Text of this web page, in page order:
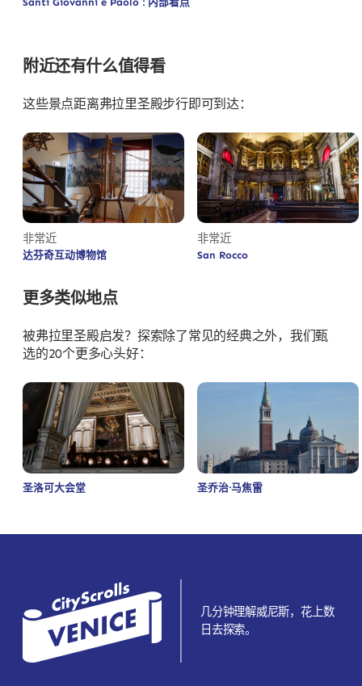
附近还有什么值得看
这些景点距离弗拉里圣殿步行即可到达：
非常近
达芬奇互动博物馆
非常近
San Rocco
更多类似地点
被弗拉里圣殿启发？探索除了常见的经典之外，我们甄
选的20个更多心头好：
圣洛可大会堂 圣乔治·马焦雷
几分钟理解威尼斯，花上数
日去探索。